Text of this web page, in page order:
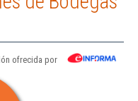
ofrecida por